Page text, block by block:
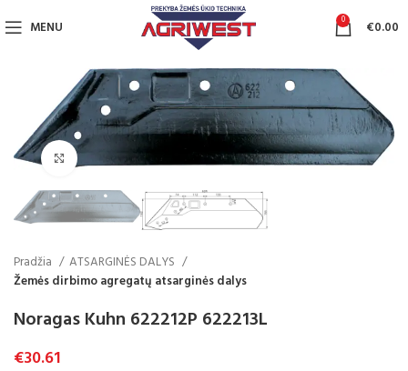
MENU 0 €0.00
Click to enlarge
Pradžia
ATSARGINĖS DALYS
Žemės dirbimo agregatų atsarginės dalys
Noragas Kuhn 622212P 622213L
€30.61